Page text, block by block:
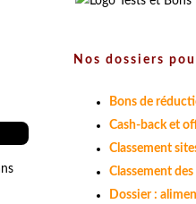
Nos dossiers
Bons de
Cash-back et
Classement
Classement
Dossier :